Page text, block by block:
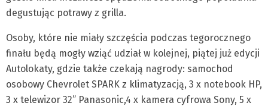
degustując potrawy z grilla.
Osoby, które nie miały szczęścia podczas tegorocznego
finału będą mogły wziąć udział w kolejnej, piątej już edycji
Autolokaty, gdzie także czekają nagrody: samochod
osobowy Chevrolet SPARK z klimatyzacją, 3 x notebook HP,
3 x telewizor 32” Panasonic,4 x kamera cyfrowa Sony, 5 x